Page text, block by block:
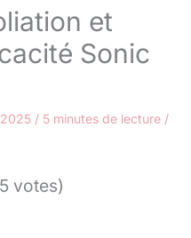
et
Sonic
/ 5 minutes de lecture /
votes)